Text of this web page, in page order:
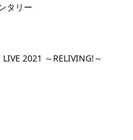
タリー
2021 ～RELIVING!～